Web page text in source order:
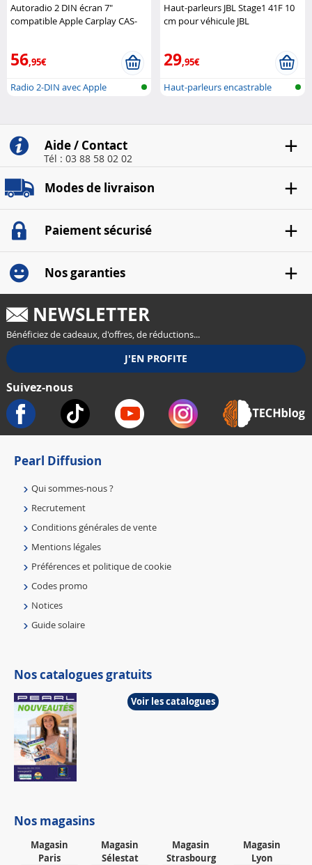
Autoradio 2 DIN écran 7"
compatible Apple Carplay CAS-
56,95€
Radio 2-DIN avec Apple
Haut-parleurs JBL Stage1 41F 10
cm pour véhicule JBL
29,95€
Haut-parleurs encastrable
Aide / Contact
Tél : 03 88 58 02 02
Modes de livraison
Paiement sécurisé
Nos garanties
NEWSLETTER
Bénéficiez de cadeaux, d'offres, de réductions...
Suivez-nous
Pearl Diffusion
Qui sommes-nous ?
Recrutement
Conditions générales de vente
Mentions légales
Préférences et politique de cookie
Codes promo
Notices
Guide solaire
Nos catalogues gratuits
Voir les catalogues
Nos magasins
Magasin
Paris
Magasin
Sélestat
Magasin
Strasbourg
Magasin
Lyon